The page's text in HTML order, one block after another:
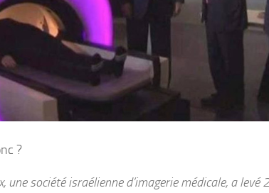
?
une société israélienne d’imagerie médicale, a